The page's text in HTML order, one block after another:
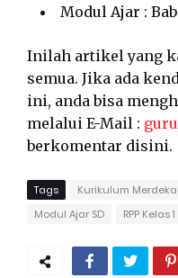
Modul Ajar :
Inilah artikel yang
semua. Jika ada
ini, anda bisa
melalui E-Mail :
berkomentar disini.
Tags Kurikulum Merdeka
Modul Ajar SD
RPP Kelas 1